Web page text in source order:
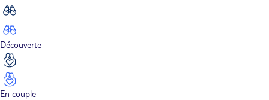
Découverte
En couple